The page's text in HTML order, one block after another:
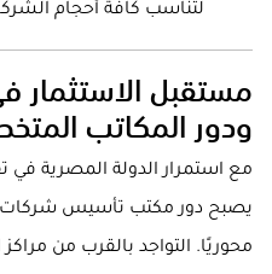
لتناسب كافة أحجام
ودور المكاتب
مع استمرار الدولة المصرية في
محوريًا. التواجد بالقرب من مراكز